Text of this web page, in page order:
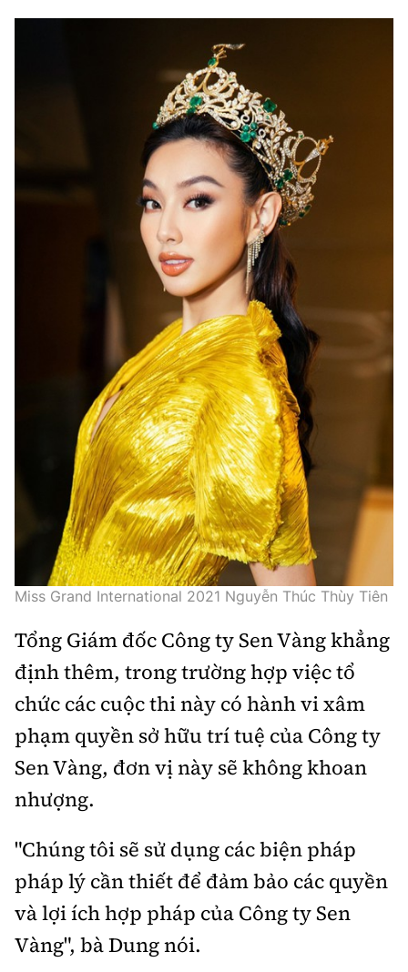
Miss Grand International 2021 Nguyễn Thúc Thùy Tiên
Tổng Giám đốc Công ty Sen Vàng khẳng
định thêm, trong trường hợp việc tổ
chức các cuộc thi này có hành vi xâm
phạm quyền sở hữu trí tuệ của Công ty
Sen Vàng, đơn vị này sẽ không khoan
nhượng.
"Chúng tôi sẽ sử dụng các biện pháp
pháp lý cần thiết để đảm bảo các quyền
và lợi ích hợp pháp của Công ty Sen
Vàng", bà Dung nói.